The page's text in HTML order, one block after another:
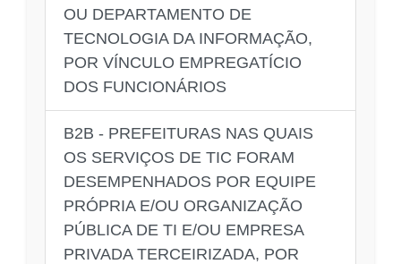
OU DEPARTAMENTO DE
TECNOLOGIA DA INFORMAÇÃO,
POR VÍNCULO EMPREGATÍCIO
DOS FUNCIONÁRIOS
B2B - PREFEITURAS NAS QUAIS
OS SERVIÇOS DE TIC FORAM
DESEMPENHADOS POR EQUIPE
PRÓPRIA E/OU ORGANIZAÇÃO
PÚBLICA DE TI E/OU EMPRESA
PRIVADA TERCEIRIZADA, POR